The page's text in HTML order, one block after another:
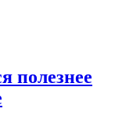
полезнее